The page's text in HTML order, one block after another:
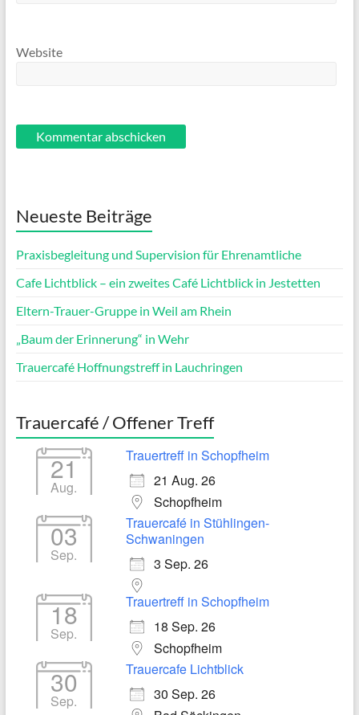
Website
Neueste Beiträge
Praxisbegleitung und Supervision für Ehrenamtliche
Cafe Lichtblick – ein zweites Café Lichtblick in Jestetten
Eltern-Trauer-Gruppe in Weil am Rhein
„Baum der Erinnerung“ in Wehr
Trauercafé Hoffnungstreff in Lauchringen
Trauercafé / Offener Treff
21
Aug.
Trauertreff in Schopfheim
21 Aug. 26
Schopfheim
03
Sep.
Trauercafé in Stühlingen-
Schwaningen
3 Sep. 26
18
Sep.
Trauertreff in Schopfheim
18 Sep. 26
Schopfheim
30
Sep.
Trauercafe Lichtblick
30 Sep. 26